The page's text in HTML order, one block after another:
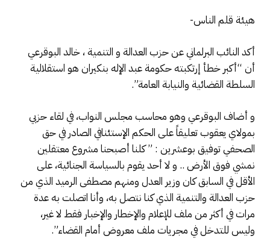
هيئة قلم الناس-
أكد النائب البرلماني عن حزب العدالة و التنمية ، خالد البوقرعي
أن “أكبر خطأ إرتكبته حكومة عبد الإله بنكيران هو استقلالية
السلطة القضائية والنيابة العامة”.
و أضاف البوقرعي وهو محاسب مجلس النواب، في لقاء حزبي
بمولاي يعقوب تعليقاً على الحكم الإستئنافي الصادر في حق
الصحفي توفيق بوعشرين : ” كلنا أصبحنا مشروع معتقلين
نمشي فوق الأرض .. و لا أحد يقوم بالسياسة الجنائية، على
الأقل في السابق كان وزير العدل ومنهم مصطفى الرميد الذي من
حزب العدالة والتنمية الذي كنا نتصل به، وأنا اتصلت به عدة
مرات في أكثر من ملف للإعلام والإخطار والإخبار فقط لا غير،
وليس للتدخل في مجريات ملف معروض أمام القضاء”.